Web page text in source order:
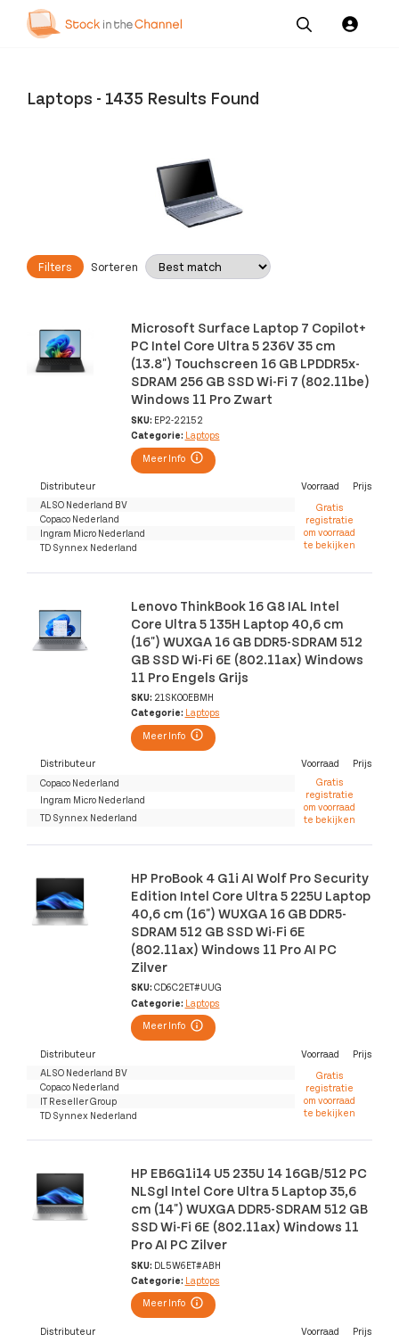
Laptops - 1435 Results Found
Filters Sorteren
Microsoft Surface Laptop 7 Copilot+
PC Intel Core Ultra 5 236V 35 cm
(13.8") Touchscreen 16 GB LPDDR5x-
SDRAM 256 GB SSD Wi-Fi 7 (802.11be)
Windows 11 Pro Zwart
SKU: EP2-22152
Categorie: Laptops
Meer Info
Distributeur Voorraad
Prijs
ALSO Nederland BV
Gratis
registratie
om voorraad
te bekijken
Copaco Nederland
Ingram Micro Nederland
TD Synnex Nederland
Lenovo ThinkBook 16 G8 IAL Intel
Core Ultra 5 135H Laptop 40,6 cm
(16") WUXGA 16 GB DDR5-SDRAM 512
GB SSD Wi-Fi 6E (802.11ax) Windows
11 Pro Engels Grijs
SKU: 21SK00EBMH
Categorie: Laptops
Meer Info
Distributeur Voorraad
Prijs
Copaco Nederland
Gratis
registratie
om voorraad
te bekijken
Ingram Micro Nederland
TD Synnex Nederland
HP ProBook 4 G1i AI Wolf Pro Security
Edition Intel Core Ultra 5 225U Laptop
40,6 cm (16") WUXGA 16 GB DDR5-
SDRAM 512 GB SSD Wi-Fi 6E
(802.11ax) Windows 11 Pro AI PC
Zilver
SKU: CD6C2ET#UUG
Categorie: Laptops
Meer Info
Distributeur Voorraad
Prijs
ALSO Nederland BV
Gratis
registratie
om voorraad
te bekijken
Copaco Nederland
IT Reseller Group
TD Synnex Nederland
HP EB6G1i14 U5 235U 14 16GB/512 PC
NLSgl Intel Core Ultra 5 Laptop 35,6
cm (14") WUXGA DDR5-SDRAM 512 GB
SSD Wi-Fi 6E (802.11ax) Windows 11
Pro AI PC Zilver
SKU: DL5W6ET#ABH
Categorie: Laptops
Meer Info
Distributeur Voorraad
Prijs